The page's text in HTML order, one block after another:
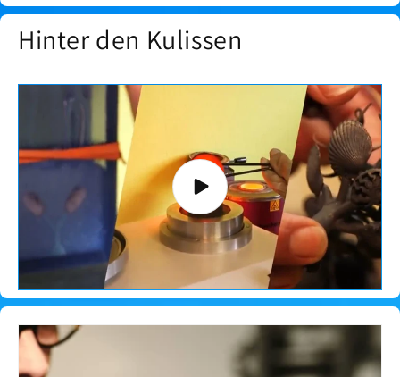
Hinter den Kulissen